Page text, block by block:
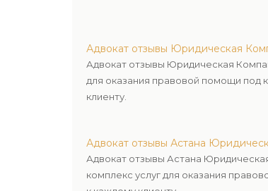
Адвокат отзывы Юридическая
Адвокат отзывы Юридическая
для оказания правовой помощи под
клиенту.
Адвокат отзывы Астана
Адвокат отзывы Астана
комплекс услуг для оказания